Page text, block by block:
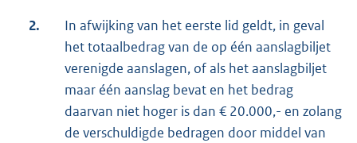
2.
In afwijking van het eerste lid geldt, in geval
het totaalbedrag van de op één aanslagbiljet
verenigde aanslagen, of als het aanslagbiljet
maar één aanslag bevat en het bedrag
daarvan niet hoger is dan € 20.000,- en zolang
de verschuldigde bedragen door middel van